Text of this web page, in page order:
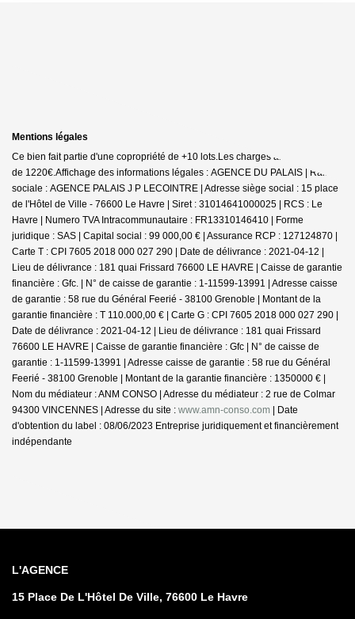
Mentions légales
Ce bien fait partie d'une copropriété de +10 lots.Les charges annuelles sont
de 1220€.Affichage des informations légales : AGENCE DU PALAIS | Raison
sociale : AGENCE PALAIS J P LECOINTRE | Adresse siège social : 15 place
de l'Hôtel de Ville - 76600 Le Havre | Siret : 31014641000025 | RCS : Le
Havre | Numero TVA Intracommunautaire : FR13310146410 | Forme
juridique : SAS | Capital social : 99 000,00 € | Assurance RCP : 127124870 |
Carte T : CPI 7605 2018 000 027 290 | Date de délivrance : 2021-04-12 |
Lieu de délivrance : 181 quai Frissard 76600 LE HAVRE | Caisse de garantie
financière : Gfc. | N° de caisse de garantie : 1-11599-13991 | Adresse caisse
de garantie : 58 rue du Général Feerié - 38100 Grenoble | Montant de la
garantie financière : T 110.000,00 € | Carte G : CPI 7605 2018 000 027 290 |
Date de délivrance : 2021-04-12 | Lieu de délivrance : 181 quai Frissard
76600 LE HAVRE | Caisse de garantie financière : Gfc | N° de caisse de
garantie : 1-11599-13991 | Adresse caisse de garantie : 58 rue du Général
Feerié - 38100 Grenoble | Montant de la garantie financière : 1350000 € |
Nom du médiateur : ANM CONSO | Adresse du médiateur : 2 rue de Colmar
94300 VINCENNES | Adresse du site : www.amn-conso.com | Date
d'obtention du label : 08/06/2023 Entreprise juridiquement et financièrement
indépendante
L'AGENCE
15 Place De L'Hôtel De Ville, 76600 Le Havre